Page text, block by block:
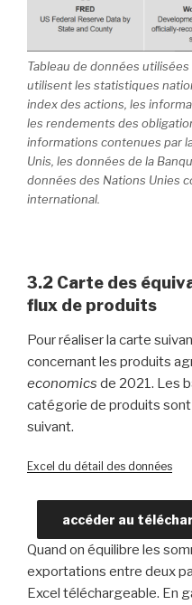
Tableau de données utilisées
utilisent les statistiques
index des actions, les
les rendements des
informations contenues par
Unis, les données de la
données des Nations Unies
international.
3.2 Carte des
flux de produits
Pour réaliser la carte
concernant les produits
economics de 2021. Les
catégorie de produits sont
suivant.
Excel du détail des données
accéder au
Quand on équilibre les
exportations entre deux
Excel téléchargeable. En